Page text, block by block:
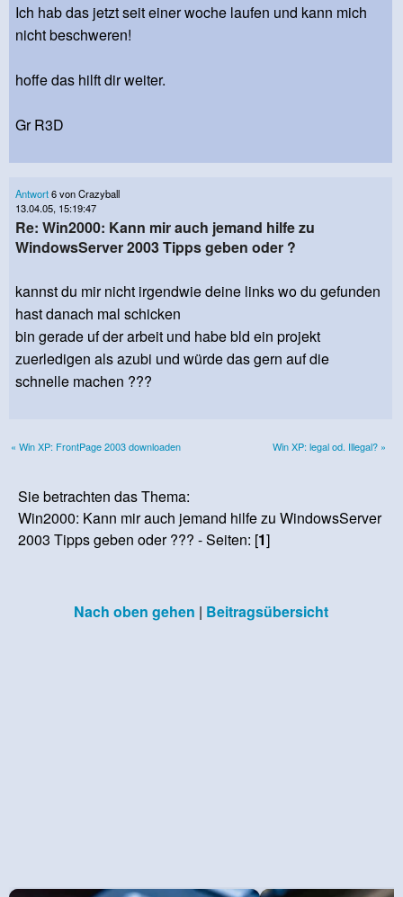
Ich hab das jetzt seit einer woche laufen und kann mich
nicht beschweren!
hoffe das hilft dir weiter.
Gr R3D
Antwort6 von Crazyball
13.04.05, 15:19:47
Re: Win2000: Kann mir auch jemand hilfe zu
WindowsServer 2003 Tipps geben oder ?
kannst du mir nicht irgendwie deine links wo du gefunden
hast danach mal schicken
bin gerade uf der arbeit und habe bld ein projekt
zuerledigen als azubi und würde das gern auf die
schnelle machen ???
« Win XP: FrontPage 2003 downloaden Win XP: legal od. Illegal? »
Sie betrachten das Thema:
Win2000: Kann mir auch jemand hilfe zu WindowsServer
2003 Tipps geben oder ??? - Seiten: [1]
Nach oben gehen | Beitragsübersicht